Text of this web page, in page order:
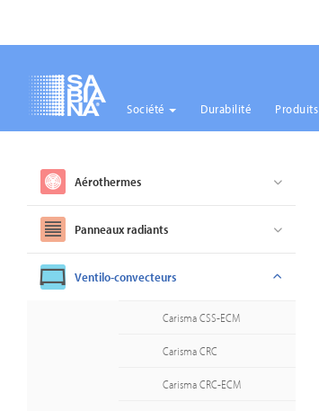
Société Durabilité Produits
Aérothermes
Panneaux radiants
Ventilo-convecteurs
Carisma CSS-ECM
Carisma CRC
Carisma CRC-ECM